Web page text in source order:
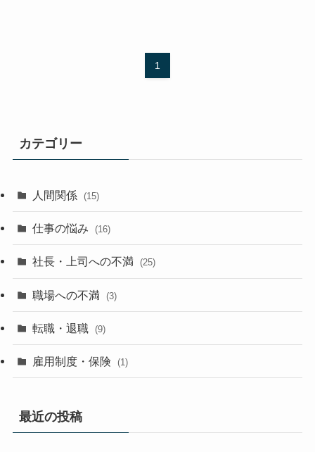
1
カテゴリー
人間関係 (15)
仕事の悩み (16)
社長・上司への不満 (25)
職場への不満 (3)
転職・退職 (9)
雇用制度・保険 (1)
最近の投稿